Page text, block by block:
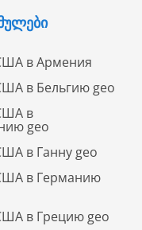
в Армения
в Бельгию geo
в
geo
в Ганну geo
в Германию
в Грецию geo